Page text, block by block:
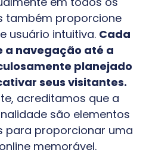
também proporcione
usuário intuitiva. Cada
a navegação até a
planejado
seus visitantes.
acreditamos que a
são elementos
para proporcionar uma
memorável.